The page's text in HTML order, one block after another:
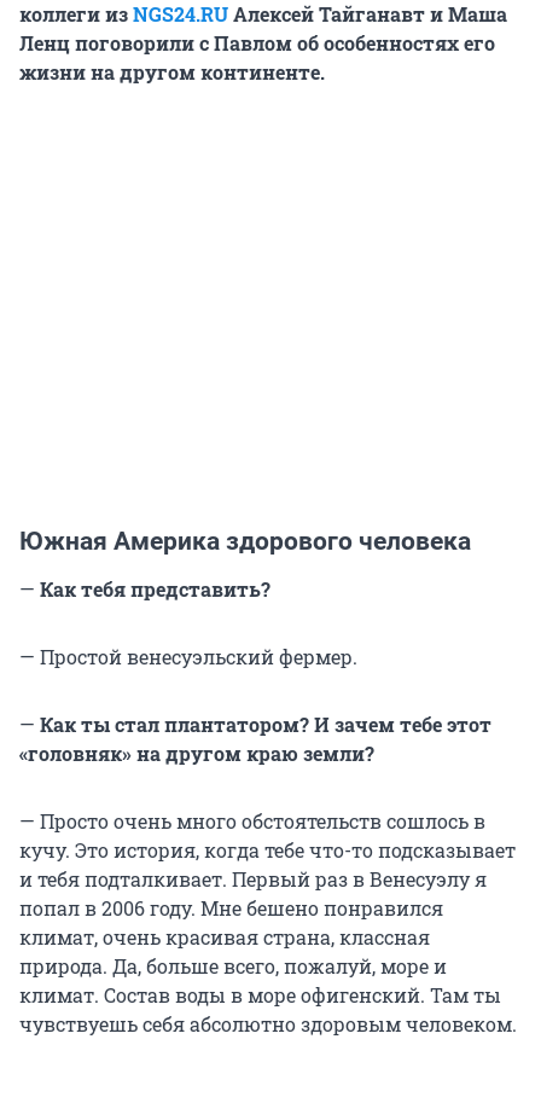
коллеги изNGS24.RUАлексей Тайганавт и Маша
Ленц поговорили с Павлом об особенностях его
жизни на другом континенте.
Южная Америка здорового человека
— Как тебя представить?
— Простой венесуэльский фермер.
— Как ты стал плантатором? И зачем тебе этот
«головняк» на другом краю земли?
— Просто очень много обстоятельств сошлось в
кучу. Это история, когда тебе что-то подсказывает
и тебя подталкивает. Первый раз в Венесуэлу я
попал в 2006 году. Мне бешено понравился
климат, очень красивая страна, классная
природа. Да, больше всего, пожалуй, море и
климат. Состав воды в море офигенский. Там ты
чувствуешь себя абсолютно здоровым человеком.